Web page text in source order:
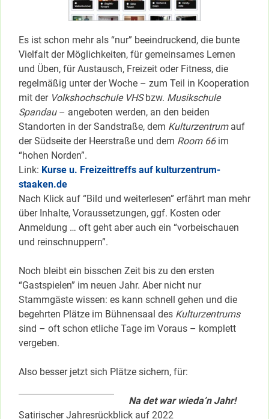
Es ist schon mehr als “nur” beeindruckend, die bunte
Vielfalt der Möglichkeiten, für gemeinsames Lernen
und Üben, für Austausch, Freizeit oder Fitness, die
regelmäßig unter der Woche – zum Teil in Kooperation
mit der Volkshochschule VHSbzw. Musikschule
Spandau– angeboten werden, an den beiden
Standorten in der Sandstraße, dem Kulturzentrumauf
der Südseite der Heerstraße und dem Room 66im
“hohen Norden”.
Link: Kurse u. Freizeittreffs auf kulturzentrum-
staaken.de
Nach Klick auf “Bild und weiterlesen” erfährt man mehr
über Inhalte, Voraussetzungen, ggf. Kosten oder
Anmeldung … oft geht aber auch ein “vorbeischauen
und reinschnuppern”.
Noch bleibt ein bisschen Zeit bis zu den ersten
“Gastspielen” im neuen Jahr. Aber nicht nur
Stammgäste wissen: es kann schnell gehen und die
begehrten Plätze im Bühnensaal des Kulturzentrums
sind – oft schon etliche Tage im Voraus – komplett
vergeben.
Also besser jetzt sich Plätze sichern, für:
Na det war wieda’n Jahr!
Satirischer Jahresrückblick auf 2022